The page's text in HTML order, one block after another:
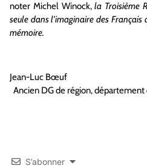
noter Michel Winock,la Troisième
seule dans l’imaginaire des Français
mémoire.
Jean-
Ancien DG de région,
S’abonner